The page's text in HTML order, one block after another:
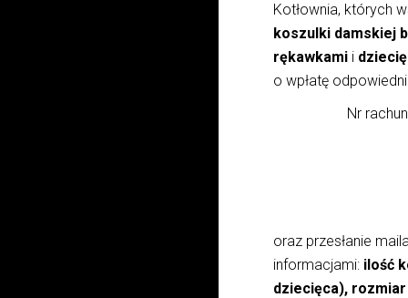
Kotłownia, których
koszulki damskiej
rękawkami i
o wpłatę
Nr
oraz przesłanie
informacjami: ilość
dziecięca),